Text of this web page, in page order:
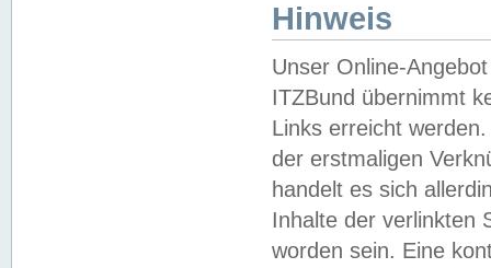
Hinweis
Unser Online-
ITZBund übernimmt
Links erreicht
der erstmaligen
handelt es sich
Inhalte der verlinkten
worden sein. Eine